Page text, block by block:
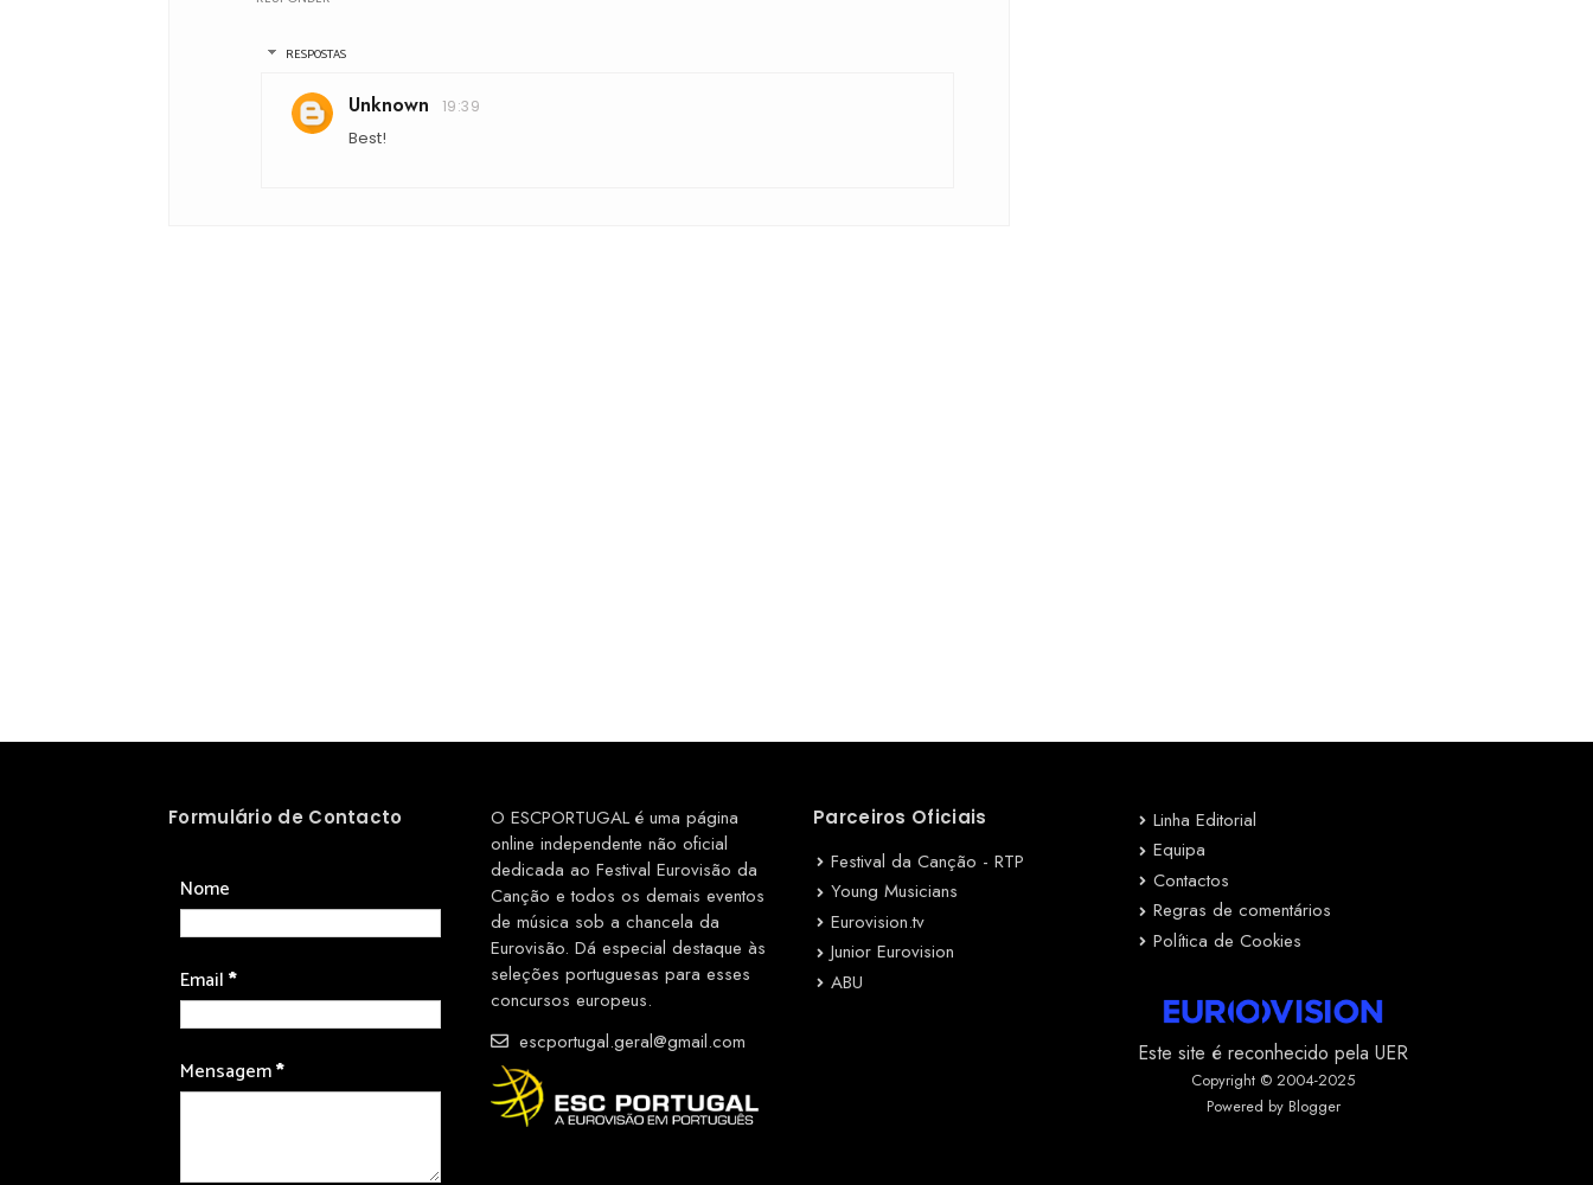
RESPOSTAS
Unknown 19:39
Best!
Formulário de Contacto
Nome
Email*
Mensagem*
O ESCPORTUGAL é uma página
online independente não oficial
dedicada ao Festival Eurovisão da
Canção e todos os demais eventos
de música sob a chancela da
Eurovisão. Dá especial destaque às
seleções portuguesas para esses
concursos europeus.
escportugal.geral@gmail.com
Parceiros Oficiais
Festival da Canção - RTP
Young Musicians
Eurovision.tv
Junior Eurovision
ABU
Linha Editorial
Equipa
Contactos
Regras de comentários
Política de Cookies
Este site é reconhecido pela UER
Copyright © 2004-2025
Powered by Blogger